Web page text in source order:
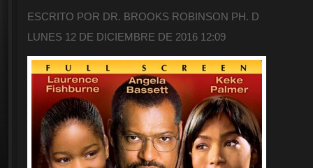
ESCRITO POR DR. BROOKS ROBINSON PH. D
LUNES 12 DE DICIEMBRE DE 2016 12:09